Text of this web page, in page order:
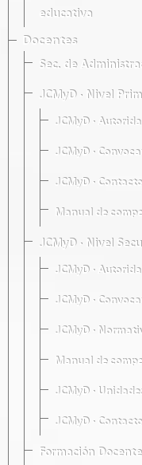
educativa
Docentes
Sec. de
JCMyD · Nivel
JCMyD ·
JCMyD ·
JCMyD ·
Manual de
JCMyD · Nivel
JCMyD ·
JCMyD ·
JCMyD ·
Manual de
JCMyD ·
JCMyD ·
Formación